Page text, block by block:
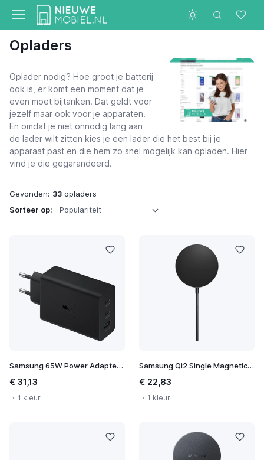
Opladers
Oplader nodig? Hoe groot je batterij
ook is, er komt een moment dat je
even moet bijtanken. Dat geldt voor
jezelf maar ook voor je apparaten.
En omdat je niet onnodig lang aan
de lader wilt zitten kies je een lader die het best bij je
apparaat past en die hem zo snel mogelijk kan opladen. Hier
vind je die gegarandeerd.
Gevonden: 33 opladers
Sorteer op:
Samsung 65W Power Adapter Trio
€ 31,13
1 kleur
Samsung Qi2 Single Magnetic Wireless Charger
€ 22,83
1 kleur